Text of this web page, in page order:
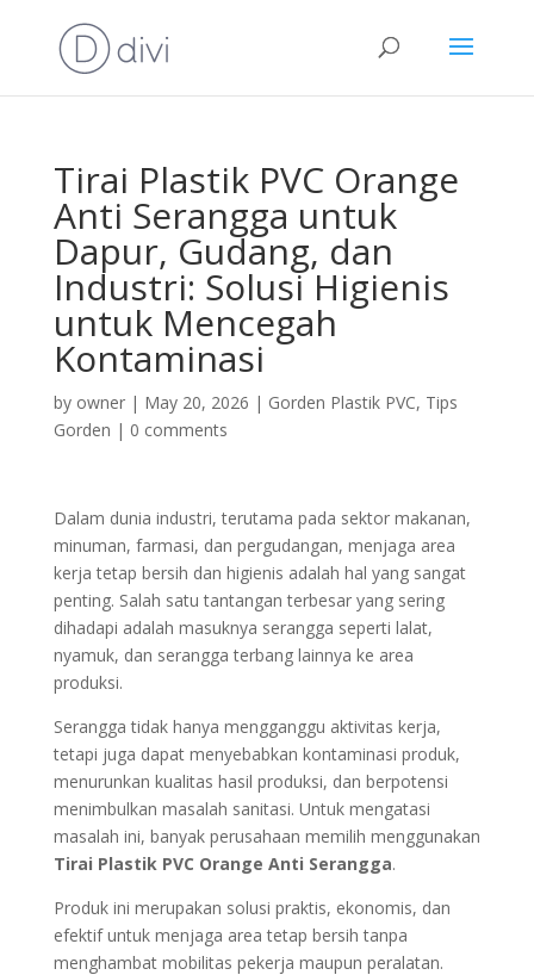
Tirai Plastik PVC Orange
Anti Serangga untuk
Dapur, Gudang, dan
Industri: Solusi Higienis
untuk Mencegah
Kontaminasi
by owner| May 20, 2026 | Gorden Plastik PVC, Tips
Gorden | 0 comments
Dalam dunia industri, terutama pada sektor makanan,
minuman, farmasi, dan pergudangan, menjaga area
kerja tetap bersih dan higienis adalah hal yang sangat
penting. Salah satu tantangan terbesar yang sering
dihadapi adalah masuknya serangga seperti lalat,
nyamuk, dan serangga terbang lainnya ke area
produksi.
Serangga tidak hanya mengganggu aktivitas kerja,
tetapi juga dapat menyebabkan kontaminasi produk,
menurunkan kualitas hasil produksi, dan berpotensi
menimbulkan masalah sanitasi. Untuk mengatasi
masalah ini, banyak perusahaan memilih menggunakan
Tirai Plastik PVC Orange Anti Serangga.
Produk ini merupakan solusi praktis, ekonomis, dan
efektif untuk menjaga area tetap bersih tanpa
menghambat mobilitas pekerja maupun peralatan.